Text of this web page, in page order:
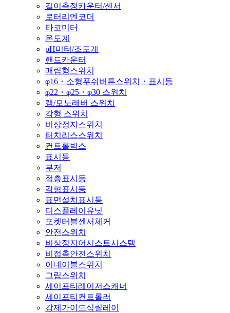
길이측정카운터/센서
로터리엔코더
타코미터
온도계
pH미터/조도계
핸드카운터
매립형스위치
φ16・소형푸쉬버튼스위치・표시등
φ22・φ25・φ30 스위치
캠/모노레버 스위치
각형 스위치
비상정지스위치
터치리스스위치
컨트롤박스
표시등
부저
적층표시등
각형표시등
표면설치표시등
디스플레이유닛
포켓터블센서체커
안전스위치
비상정지어시스트시스템
비접촉안전스위치
이네이블스위치
그립스위치
세이프티레이저스캐너
세이프티컨트롤러
강제가이드식릴레이